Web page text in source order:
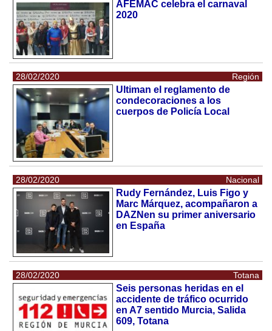
AFEMAC celebra el carnaval
2020
28/02/2020 Región
Ultiman el reglamento de
condecoraciones a los
cuerpos de Policía Local
28/02/2020 Nacional
Rudy Fernández, Luis Figo y
Marc Márquez, acompañaron a
DAZNen su primer aniversario
en España
28/02/2020 Totana
Seis personas heridas en el
accidente de tráfico ocurrido
en A7 sentido Murcia, Salida
609, Totana